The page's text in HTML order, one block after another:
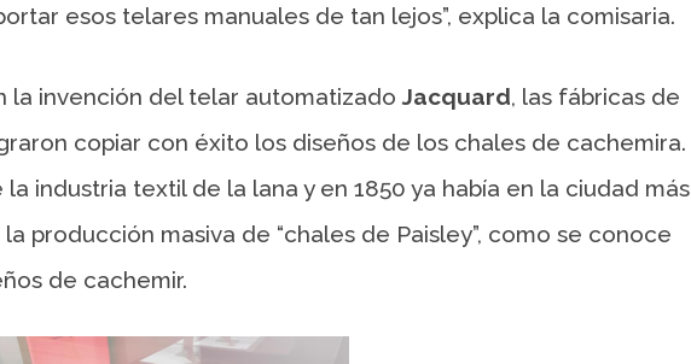
esos telares manuales de tan lejos”, explica la comisaria.
la invención del telar automatizado Jacquard, las fábricas de
copiar con éxito los diseños de los chales de cachemira.
industria textil de la lana y en 1850 ya había en la ciudad más
producción masiva de “chales de Paisley”, como se conoce
de cachemir.